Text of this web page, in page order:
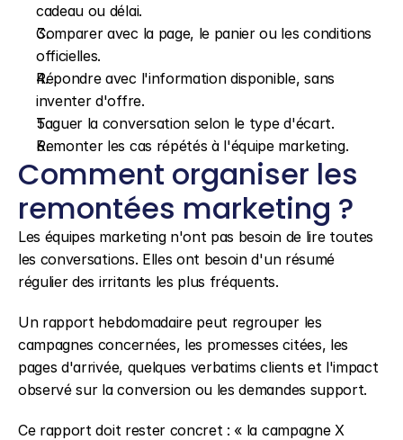
cadeau ou délai.
Comparer avec la page, le panier ou les conditions
officielles.
Répondre avec l'information disponible, sans
inventer d'offre.
Taguer la conversation selon le type d'écart.
Remonter les cas répétés à l'équipe marketing.
Comment organiser les
remontées marketing ?
Les équipes marketing n'ont pas besoin de lire toutes
les conversations. Elles ont besoin d'un résumé
régulier des irritants les plus fréquents.
Un rapport hebdomadaire peut regrouper les
campagnes concernées, les promesses citées, les
pages d'arrivée, quelques verbatims clients et l'impact
observé sur la conversion ou les demandes support.
Ce rapport doit rester concret : « la campagne X